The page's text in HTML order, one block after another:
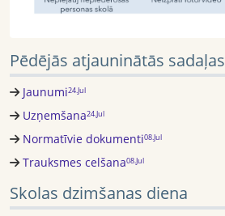
Pēdējās atjauninātās sadaļas
Jaunumi24.Jul
Uzņemšana24.Jul
Normatīvie dokumenti08.Jul
Trauksmes celšana08.Jul
Skolas dzimšanas diena